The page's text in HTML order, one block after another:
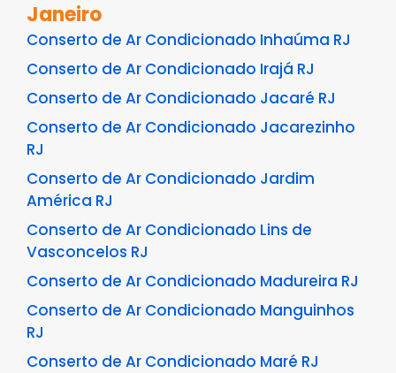
Janeiro
Conserto de Ar Condicionado Inhaúma RJ
Conserto de Ar Condicionado Irajá RJ
Conserto de Ar Condicionado Jacaré RJ
Conserto de Ar Condicionado Jacarezinho
RJ
Conserto de Ar Condicionado Jardim
América RJ
Conserto de Ar Condicionado Lins de
Vasconcelos RJ
Conserto de Ar Condicionado Madureira RJ
Conserto de Ar Condicionado Manguinhos
RJ
Conserto de Ar Condicionado Maré RJ